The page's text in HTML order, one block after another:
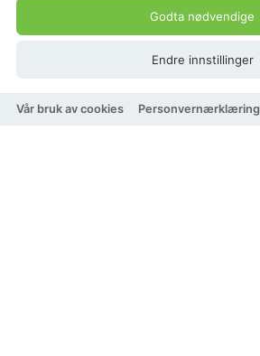
Godta nødvendige
Endre innstillinger
Vår bruk av cookies Personvernærklæring